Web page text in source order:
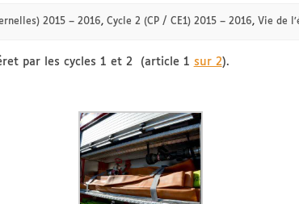
2015 – 2016, Cycle 2 (CP / CE1) 2015 – 2016, Vie de
par les cycles 1 et 2 (article 1 sur 2).